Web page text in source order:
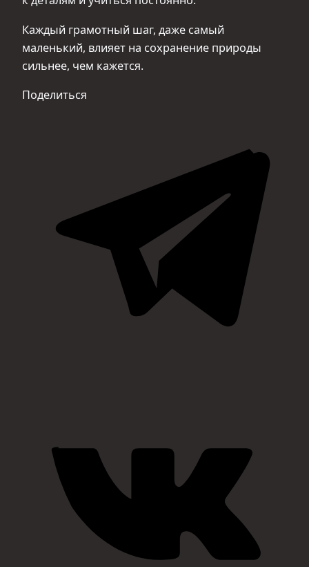
Каждый грамотный шаг, даже самый
маленький, влияет на сохранение природы
сильнее, чем кажется.
Поделиться